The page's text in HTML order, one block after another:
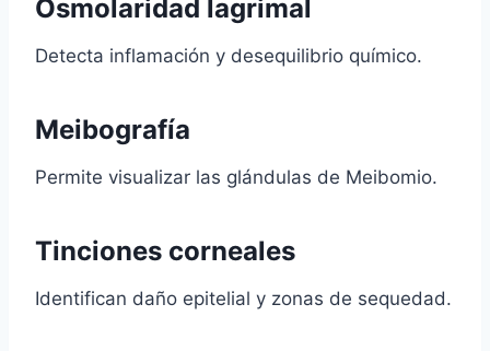
Osmolaridad lagrimal
Detecta inflamación y desequilibrio químico.
Meibografía
Permite visualizar las glándulas de Meibomio.
Tinciones corneales
Identifican daño epitelial y zonas de sequedad.